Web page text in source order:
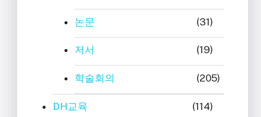
논문 (31)
저서 (19)
학술회의 (205)
DH교육 (114)